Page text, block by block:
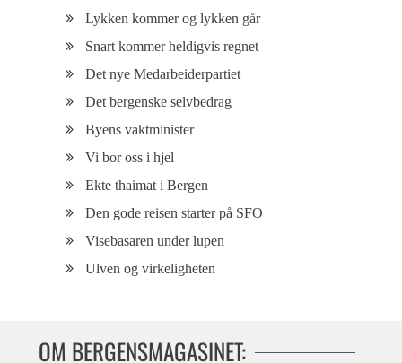
Lykken kommer og lykken går
Snart kommer heldigvis regnet
Det nye Medarbeiderpartiet
Det bergenske selvbedrag
Byens vaktminister
Vi bor oss i hjel
Ekte thaimat i Bergen
Den gode reisen starter på SFO
Visebasaren under lupen
Ulven og virkeligheten
OM BERGENSMAGASINET: